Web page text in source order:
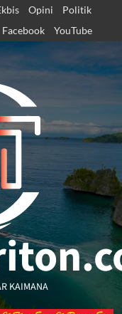
Opini
Politik
Facebook YouTube
KAIMANA